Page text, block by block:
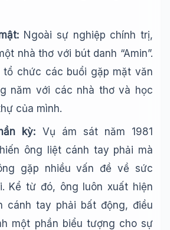
Ngoài sự nghiệp chính trị,
nhà thơ với bút danh “Amin”.
tổ chức các buổi gặp mặt văn
năm với các nhà thơ và học
của mình.
kỳ: Vụ ám sát năm 1981
ông liệt cánh tay phải mà
gặp nhiều vấn đề về sức
Kể từ đó, ông luôn xuất hiện
cánh tay phải bất động, điều
một phần biểu tượng cho sự